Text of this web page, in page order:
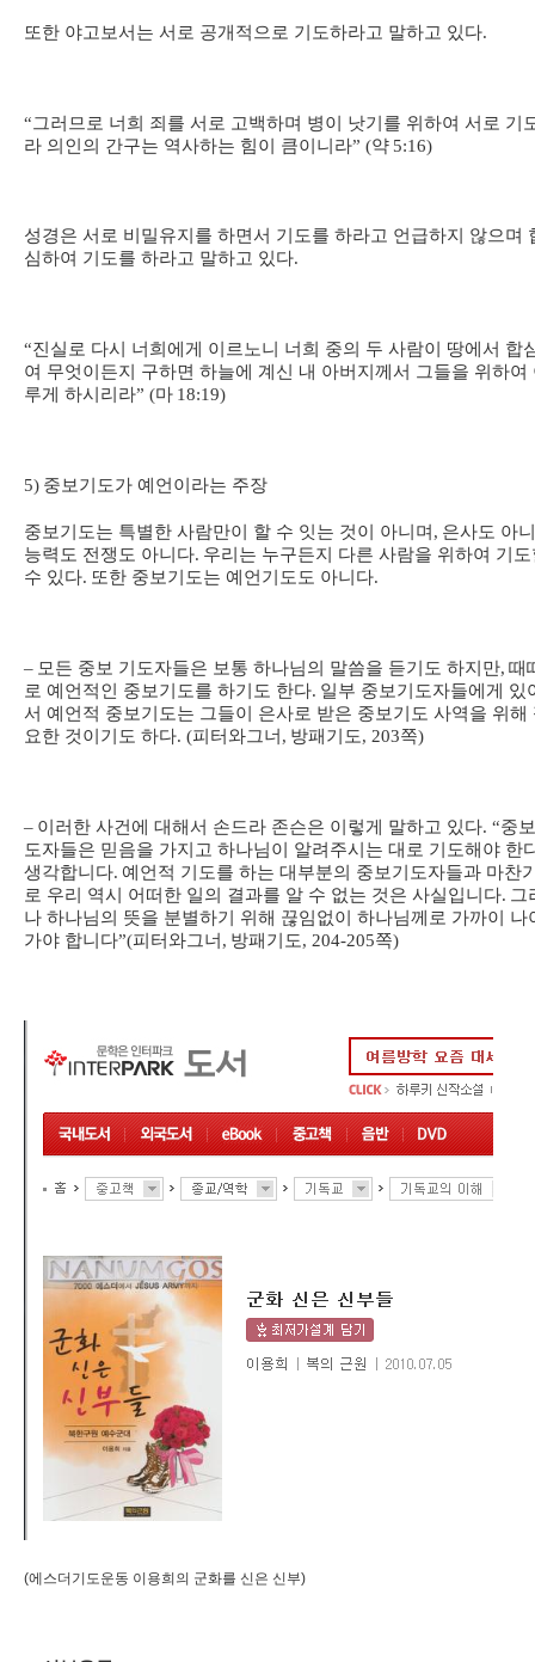
또한 야고보서는 서로 공개적으로 기도하라고 말하고 있다.
“그러므로 너희 죄를 서로 고백하며 병이 낫기를 위하여 서로 기
라 의인의 간구는 역사하는 힘이 큼이니라” (약 5:16)
성경은 서로 비밀유지를 하면서 기도를 하라고 언급하지 않으며
심하여 기도를 하라고 말하고 있다.
“진실로 다시 너희에게 이르노니 너희 중의 두 사람이 땅에서 합
여 무엇이든지 구하면 하늘에 계신 내 아버지께서 그들을 위하여
루게 하시리라” (마 18:19)
5) 중보기도가 예언이라는 주장
중보기도는 특별한 사람만이 할 수 잇는 것이 아니며 , 은사도 아
능력도 전쟁도 아니다. 우리는 누구든지 다른 사람을 위하여 기도
수 있다. 또한 중보기도는 예언기도도 아니다.
– 모든 중보 기도자들은 보통 하나님의 말씀을 듣기도 하지만, 때
로 예언적인 중보기도를 하기도 한다. 일부 중보기도자들에게 있
서 예언적 중보기도는 그들이 은사로 받은 중보기도 사역을 위해
요한 것이기도 하다. (피터와그너 , 방패기도, 203쪽)
– 이러한 사건에 대해서 손드라 존슨은 이렇게 말하고 있다. “중
도자들은 믿음을 가지고 하나님이 알려주시는 대로 기도해야 한
생각합니다. 예언적 기도를 하는 대부분의 중보기도자들과 마찬
로 우리 역시 어떠한 일의 결과를 알 수 없는 것은 사실입니다. 그
나 하나님의 뜻을 분별하기 위해 끊임없이 하나님께로 가까이 나
가야 합니다”(피터와그너 , 방패기도, 204-205쪽)
(에스더기도운동 이용희의 군화를 신은 신부)